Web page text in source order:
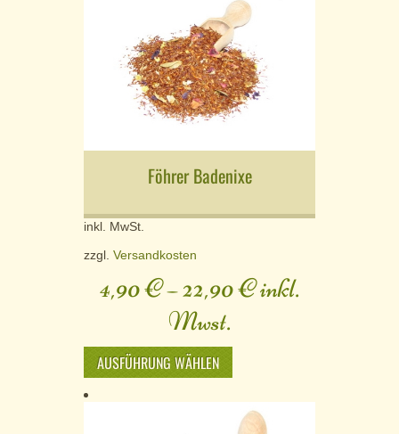
Föhrer Badenixe
inkl. MwSt.
zzgl. Versandkosten
4,90€–22,90€inkl.
Mwst.
AUSFÜHRUNG WÄHLEN